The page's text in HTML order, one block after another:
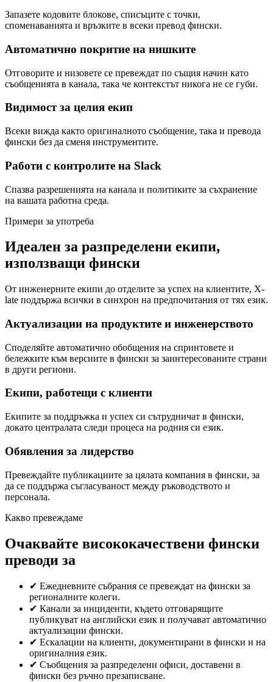
Запазете кодовите блокове, списъците с точки,
споменаванията и връзките в всеки превод фински.
Автоматично покритие на нишките
Отговорите и низовете се превеждат по същия начин като
съобщенията в канала, така че контекстът никога не се губи.
Видимост за целия екип
Всеки вижда както оригиналното съобщение, така и превода
фински без да сменя инструментите.
Работи с контролите на Slack
Спазва разрешенията на канала и политиките за съхранение
на вашата работна среда.
Примери за употреба
Идеален за разпределени екипи,
използващи фински
От инженерните екипи до отделите за успех на клиентите, X-
late поддържа всички в синхрон на предпочитания от тях език.
Актуализации на продуктите и инженерството
Споделяйте автоматично обобщения на спринтовете и
бележките към версиите в фински за заинтересованите страни
в други региони.
Екипи, работещи с клиенти
Екипите за поддръжка и успех си сътрудничат в фински,
докато централата следи процеса на родния си език.
Обявления за лидерство
Превеждайте публикациите за цялата компания в фински, за
да се поддържа съгласуваност между ръководството и
персонала.
Какво превеждаме
Очаквайте висококачествени фински
преводи за
✔ Ежедневните събрания се превеждат на фински за
регионалните колеги.
✔ Канали за инциденти, където отговарящите
публикуват на английски език и получават автоматично
актуализации фински.
✔ Ескалации на клиенти, документирани в фински и на
оригиналния език.
✔ Съобщения за разпределени офиси, доставени в
фински без ръчно презаписване.